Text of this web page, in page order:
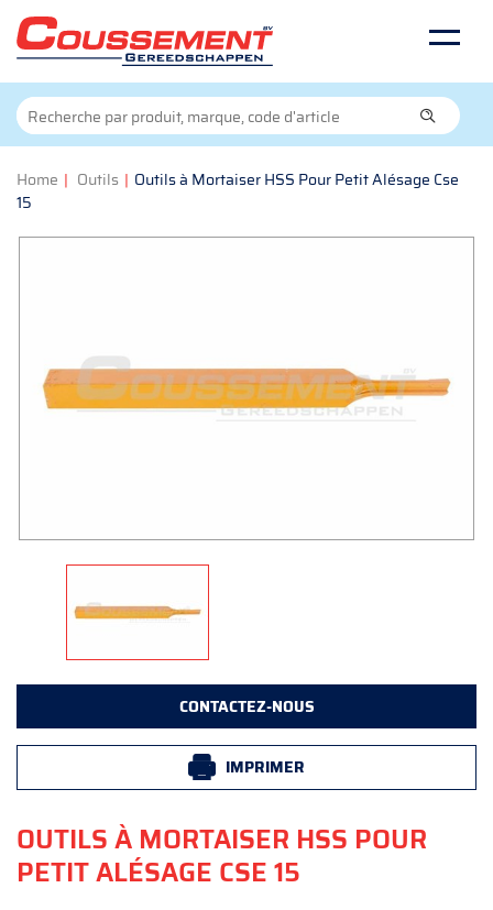
Home | Outils | Outils à Mortaiser HSS Pour Petit Alésage Cse
15
CONTACTEZ-NOUS
IMPRIMER
OUTILS À MORTAISER HSS POUR
PETIT ALÉSAGE CSE 15